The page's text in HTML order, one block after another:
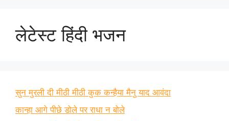
लेटेस्ट हिंदी भजन
सुन मुरली दी मीठी मीठी कुक कन्हैया मैनु याद आवंदा
कान्हा आगे पीछे डोले पर राधा न बोले